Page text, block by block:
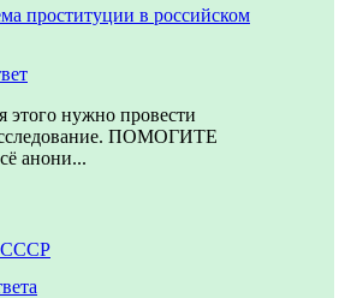
проституции в российском
этого нужно провести
ПОМОГИТЕ
анони...
СССР